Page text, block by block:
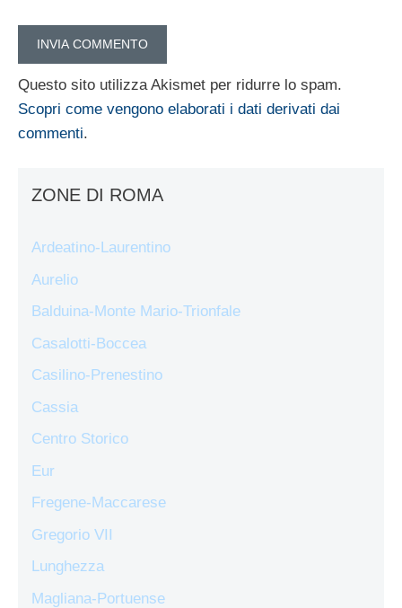
Questo sito utilizza Akismet per ridurre lo spam.
Scopri come vengono elaborati i dati derivati dai
commenti.
ZONE DI ROMA
Ardeatino-Laurentino
Aurelio
Balduina-Monte Mario-Trionfale
Casalotti-Boccea
Casilino-Prenestino
Cassia
Centro Storico
Eur
Fregene-Maccarese
Gregorio VII
Lunghezza
Magliana-Portuense